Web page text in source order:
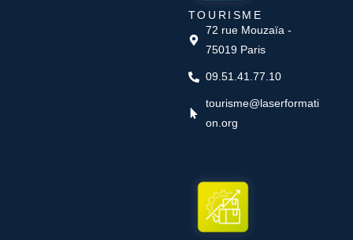
TOURISME
72 rue Mouzaïa -
75019 Paris
09.51.41.77.10
tourisme@laserformati
on.org